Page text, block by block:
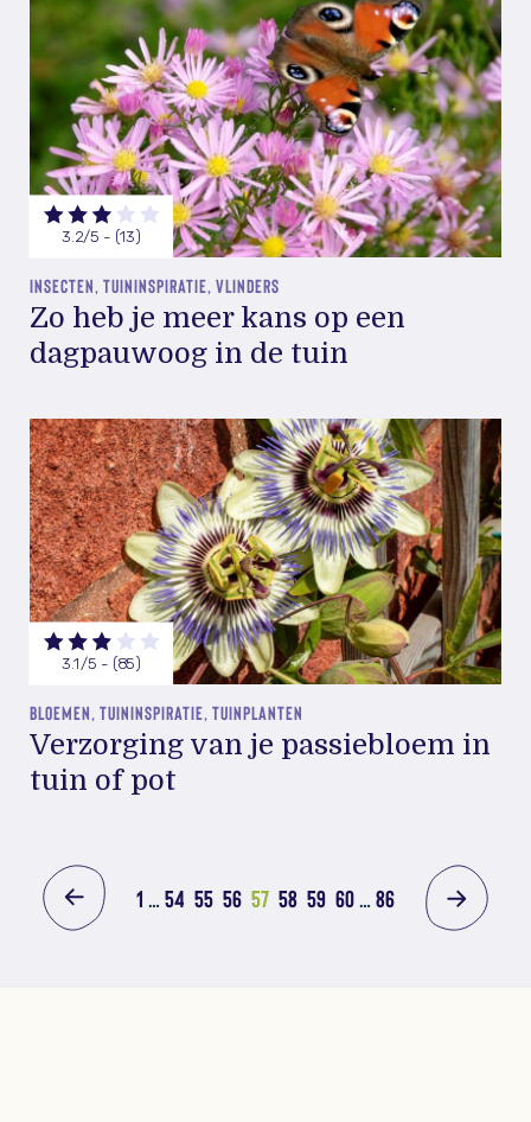
3.2/5 - (13)
INSECTEN, TUININSPIRATIE, VLINDERS
Zo heb je meer kans op een
dagpauwoog in de tuin
3.1/5 - (85)
BLOEMEN, TUININSPIRATIE, TUINPLANTEN
Verzorging van je passiebloem in
tuin of pot
1 … 54 55 56 57 58 59 60… 86